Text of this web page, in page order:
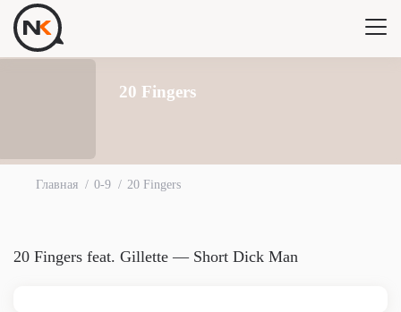
20 Fingers
Главная 0-9 20 Fingers
20 Fingers feat. Gillette — Short Dick Man